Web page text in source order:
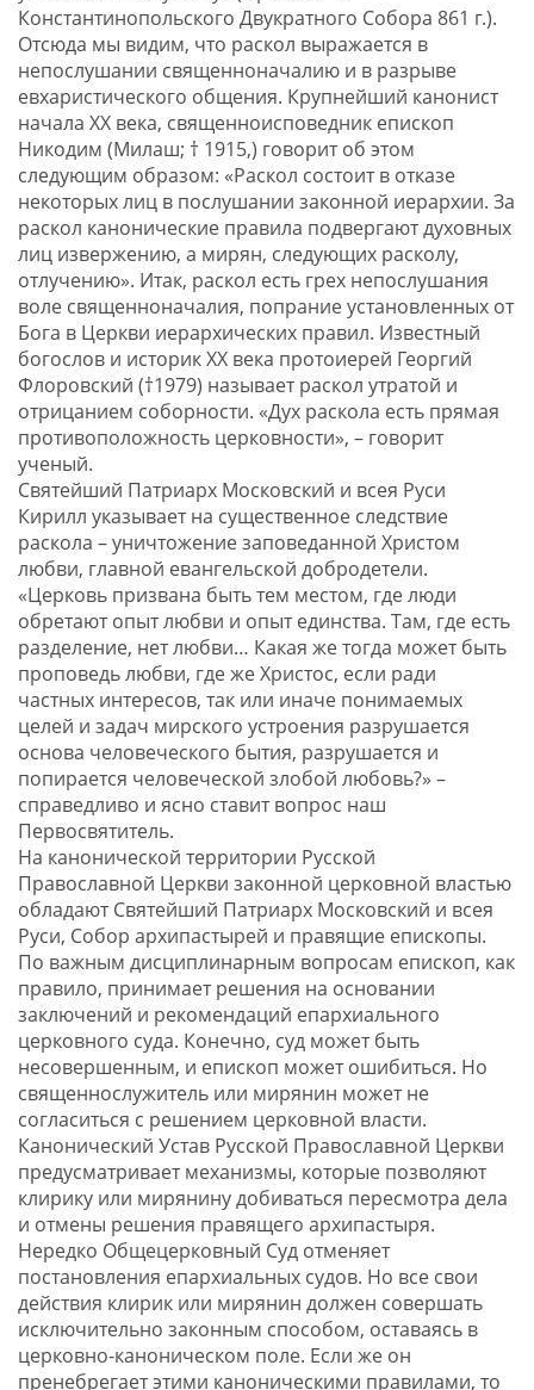
Константинопольского Двукратного Собора 861 г.).
Отсюда мы видим, что раскол выражается в
непослушании священноначалию и в разрыве
евхаристического общения. Крупнейший канонист
начала XX века, священноисповедник епископ
Никодим (Милаш; † 1915,) говорит об этом
следующим образом: «Раскол состоит в отказе
некоторых лиц в послушании законной иерархии. За
раскол канонические правила подвергают духовных
лиц извержению, а мирян, следующих расколу,
отлучению». Итак, раскол есть грех непослушания
воле священноначалия, попрание установленных от
Бога в Церкви иерархических правил. Известный
богослов и историк ХХ века протоиерей Георгий
Флоровский (†1979) называет раскол утратой и
отрицанием соборности. «Дух раскола есть прямая
противоположность церковности», – говорит
ученый.
Святейший Патриарх Московский и всея Руси
Кирилл указывает на существенное следствие
раскола – уничтожение заповеданной Христом
любви, главной евангельской добродетели.
«Церковь призвана быть тем местом, где люди
обретают опыт любви и опыт единства. Там, где есть
разделение, нет любви… Какая же тогда может быть
проповедь любви, где же Христос, если ради
частных интересов, так или иначе понимаемых
целей и задач мирского устроения разрушается
основа человеческого бытия, разрушается и
попирается человеческой злобой любовь?» –
справедливо и ясно ставит вопрос наш
Первосвятитель.
На канонической территории Русской
Православной Церкви законной церковной властью
обладают Святейший Патриарх Московский и всея
Руси, Собор архипастырей и правящие епископы.
По важным дисциплинарным вопросам епископ, как
правило, принимает решения на основании
заключений и рекомендаций епархиального
церковного суда. Конечно, суд может быть
несовершенным, и епископ может ошибиться. Но
священнослужитель или мирянин может не
согласиться с решением церковной власти.
Канонический Устав Русской Православной Церкви
предусматривает механизмы, которые позволяют
клирику или мирянину добиваться пересмотра дела
и отмены решения правящего архипастыря.
Нередко Общецерковный Суд отменяет
постановления епархиальных судов. Но все свои
действия клирик или мирянин должен совершать
исключительно законным способом, оставаясь в
церковно-каноническом поле. Если же он
пренебрегает этими каноническими правилами, то